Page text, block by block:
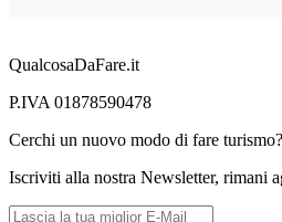
QualcosaDaFare.it
P.IVA 01878590478
Cerchi un nuovo modo di fare turismo?
Iscriviti alla nostra Newsletter, rimani